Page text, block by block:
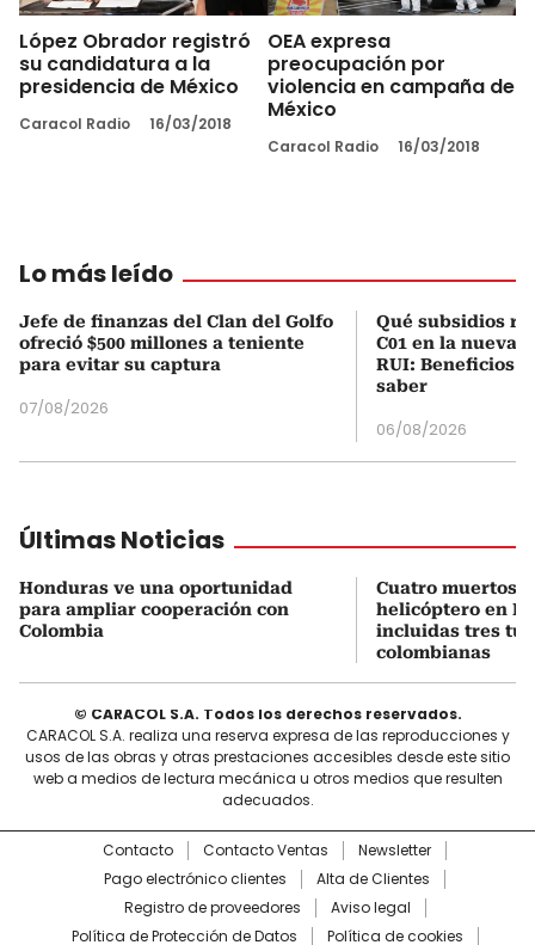
López Obrador registró
su candidatura a la
presidencia de México
Caracol Radio 16/03/2018
OEA expresa
preocupación por
violencia en campaña de
México
Caracol Radio 16/03/2018
Lo más leído
Jefe de finanzas del Clan del Golfo
ofreció $500 millones a teniente
para evitar su captura
07/08/2026
Qué subsidios
C01 en la nueva
RUI: Beneficios
saber
06/08/2026
Últimas Noticias
Honduras ve una oportunidad
para ampliar cooperación con
Colombia
Cuatro muertos
helicóptero en
incluidas tres
colombianas
© CARACOL S.A. Todos los derechos reservados.
CARACOL S.A. realiza una reserva expresa de las reproducciones y
usos de las obras y otras prestaciones accesibles desde este sitio
web a medios de lectura mecánica u otros medios que resulten
adecuados.
Contacto Contacto Ventas
Newsletter
Pago electrónico clientes
Alta de Clientes
Registro de proveedores
Aviso legal
Política de Protección de Datos
Política de cookies